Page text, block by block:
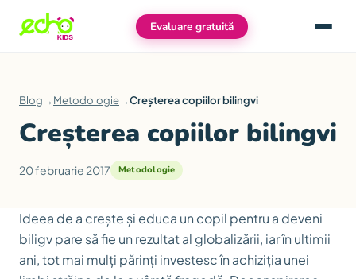
Evaluare gratuită Meniu
Blog→Metodologie→Creșterea copiilor bilingvi
Creșterea copiilor bilingvi
20 februarie 2017 Metodologie
Ideea de a crește și educa un copil pentru a deveni
biligv pare să fie un rezultat al globalizării, iar în ultimii
ani, tot mai mulți părinți investesc în achiziția unei